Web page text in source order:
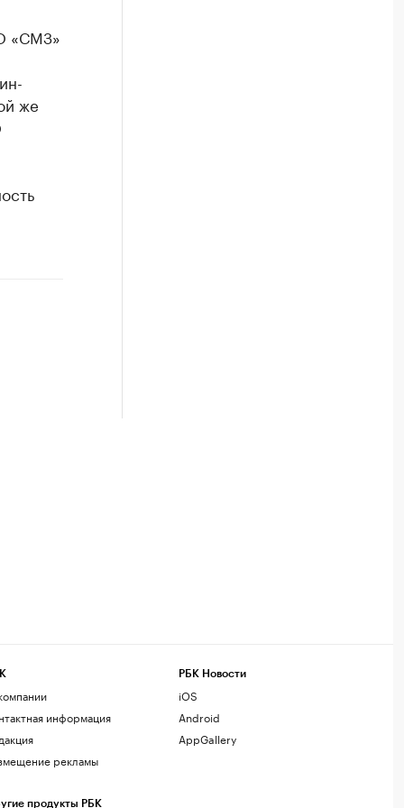
«СМЗ»
же
информация
рекламы
продукты РБК
РБК Новости
iOS
Android
AppGallery